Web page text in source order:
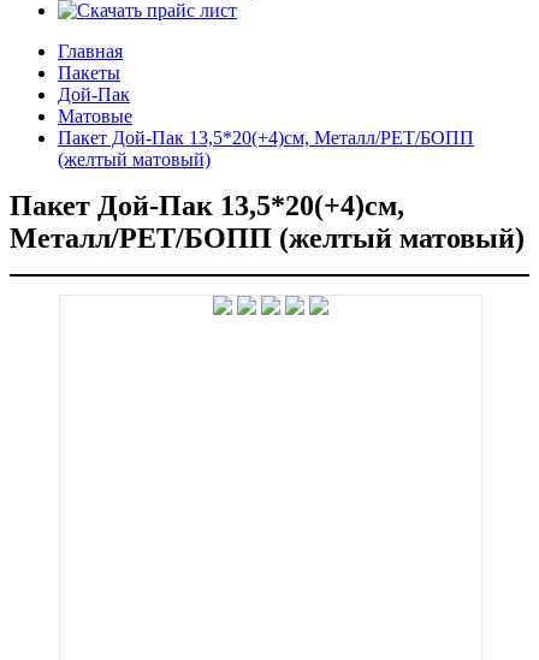
Главная
Пакеты
Дой-Пак
Матовые
Пакет Дой-Пак 13,5*20(+4)см, Металл/PET/БОПП
(желтый матовый)
Пакет Дой-Пак 13,5*20(+4)см,
Металл/PET/БОПП (желтый матовый)